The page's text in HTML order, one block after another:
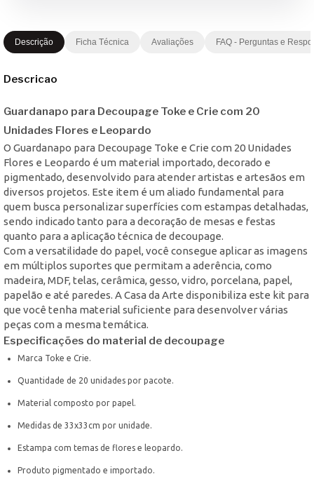
Descrição Ficha Técnica Avaliações FAQ - Perguntas e
Descricao
Guardanapo para Decoupage Toke e Crie com 20
Unidades Flores e Leopardo
O Guardanapo para Decoupage Toke e Crie com 20 Unidades
Flores e Leopardo é um material importado, decorado e
pigmentado, desenvolvido para atender artistas e artesãos em
diversos projetos. Este item é um aliado fundamental para
quem busca personalizar superfícies com estampas detalhadas,
sendo indicado tanto para a decoração de mesas e festas
quanto para a aplicação técnica de decoupage.
Com a versatilidade do papel, você consegue aplicar as imagens
em múltiplos suportes que permitam a aderência, como
madeira, MDF, telas, cerâmica, gesso, vidro, porcelana, papel,
papelão e até paredes. A Casa da Arte disponibiliza este kit para
que você tenha material suficiente para desenvolver várias
peças com a mesma temática.
Especificações do material de decoupage
Marca Toke e Crie.
Quantidade de 20 unidades por pacote.
Material composto por papel.
Medidas de 33x33cm por unidade.
Estampa com temas de flores e leopardo.
Produto pigmentado e importado.